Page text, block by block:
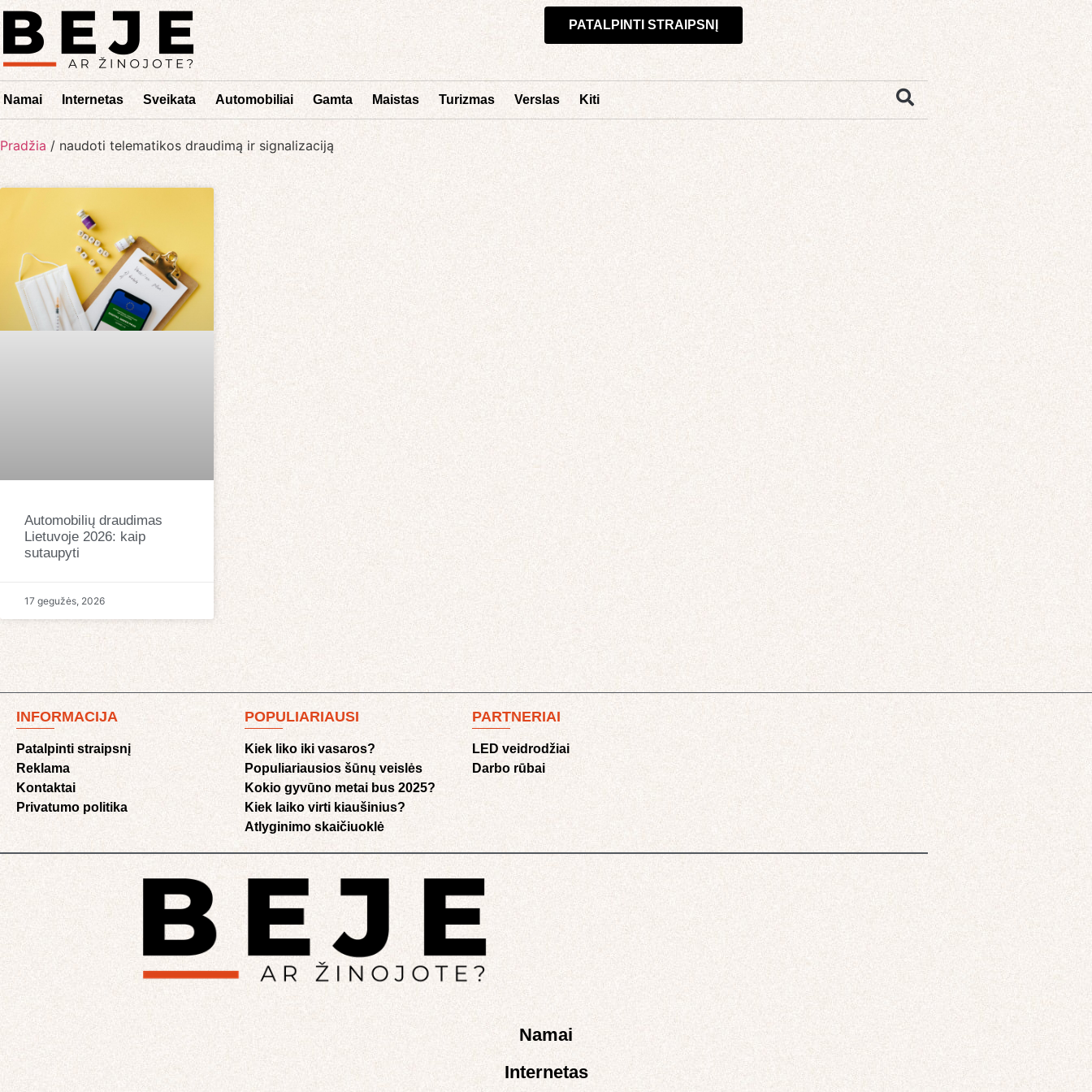
PATALPINTI STRAIPSNĮ
Namai Internetas Sveikata Automobiliai Gamta Maistas Turizmas Verslas Kiti
Pradžia / naudoti telematikos draudimą ir signalizaciją
Automobilių draudimas
Lietuvoje 2026: kaip
sutaupyti
17 gegužės, 2026
INFORMACIJA
Patalpinti straipsnį
Reklama
Kontaktai
Privatumo politika
POPULIARIAUSI
Kiek liko iki vasaros?
Populiariausios šūnų veislės
Kokio gyvūno metai bus 2025?
Kiek laiko virti kiaušinius?
Atlyginimo skaičiuoklė​
PARTNERIAI
LED veidrodžiai
Darbo rūbai
Namai
Internetas